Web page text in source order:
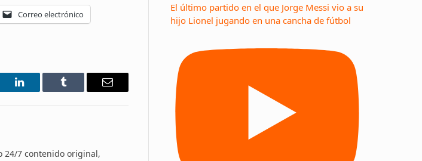
Correo electrónico
LinkedIn Tumblr Email
24/7 contenido original,
El último partido en el que Jorge Messi vio a su
hijo Lionel jugando en una cancha de fútbol